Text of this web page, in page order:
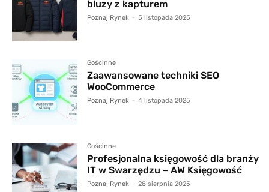
bluzy z kapturem
Poznaj Rynek - 5 listopada 2025
Gościnne
Zaawansowane techniki SEO
WooCommerce
Poznaj Rynek - 4 listopada 2025
Gościnne
Profesjonalna księgowość dla branży
IT w Swarzędzu – AW Księgowość
Poznaj Rynek - 28 sierpnia 2025